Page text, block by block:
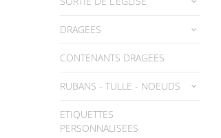
DRAGEES
CONTENANTS DRAGEES
RUBANS - TULLE - NOEUDS
ETIQUETTES
PERSONNALISEES